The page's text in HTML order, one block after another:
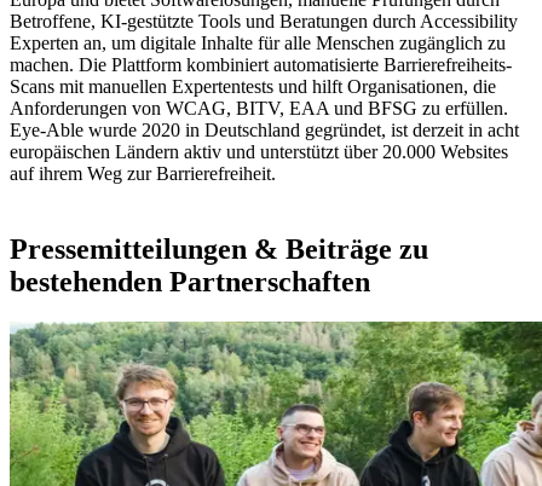
Betroffene, KI-gestützte Tools und Beratungen durch Accessibility
Experten an, um digitale Inhalte für alle Menschen zugänglich zu
machen. Die Plattform kombiniert automatisierte Barrierefreiheits-
Scans mit manuellen Expertentests und hilft Organisationen, die
Anforderungen von WCAG, BITV, EAA und BFSG zu erfüllen.
Eye-Able wurde 2020 in Deutschland gegründet, ist derzeit in acht
europäischen Ländern aktiv und unterstützt über 20.000 Websites
auf ihrem Weg zur Barrierefreiheit.
Pressemitteilungen & Beiträge zu
bestehenden Partnerschaften